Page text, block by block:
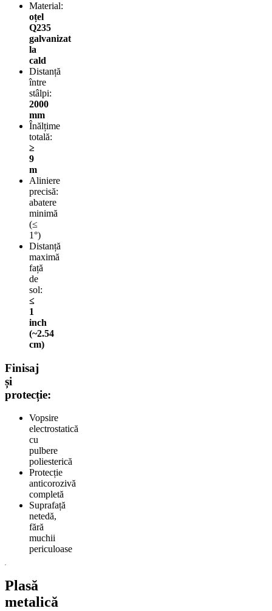
Material:
oțel
Q235
galvanizat
la
cald
Distanță
între
stâlpi:
2000
mm
Înălțime
totală:
≥
9
m
Aliniere
precisă:
abatere
minimă
(≤
1°)
Distanță
maximă
față
de
sol:
≤
1
inch
(~2.54
cm)
Finisaj
și
protecție:
Vopsire
electrostatică
cu
pulbere
poliesterică
Protecție
anticorozivă
completă
Suprafață
netedă,
fără
muchii
periculoase
Plasă
metalică